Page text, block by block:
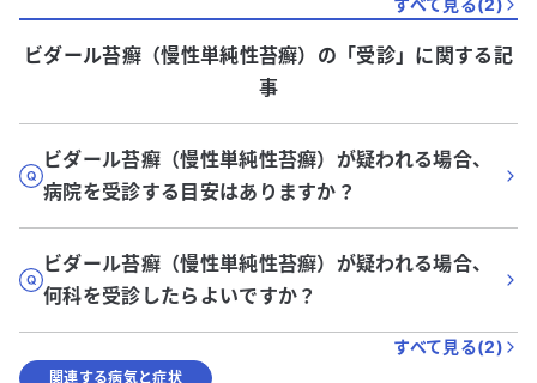
すべて見る(2)
ビダール苔癬（慢性単純性苔癬） の「受診」に関する記
事
ビダール苔癬（慢性単純性苔癬）が疑われる場合、
病院を受診する目安はありますか？
ビダール苔癬（慢性単純性苔癬）が疑われる場合、
何科を受診したらよいですか？
すべて見る(2)
関連する病気と症状